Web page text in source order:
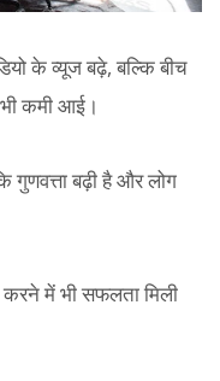
के व्यूज बढ़े, बल्कि बीच
भी कमी आई।
गुणवत्ता बढ़ी है और लोग
में भी सफलता मिली